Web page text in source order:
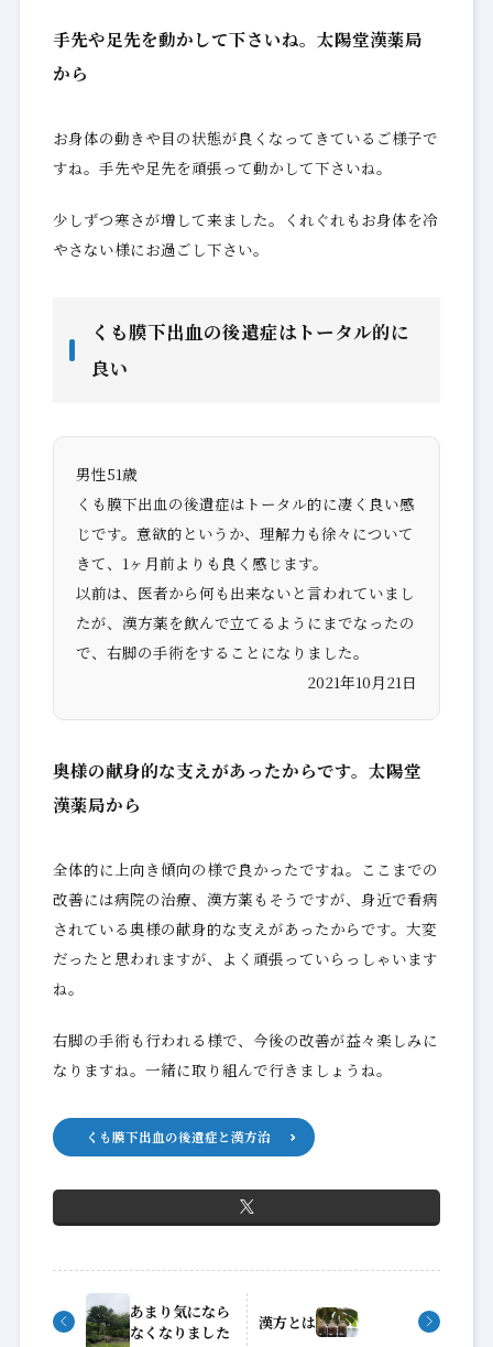
手先や足先を動かして下さいね。太陽堂漢薬局
から
お身体の動きや目の状態が良くなってきているご様子で
すね。手先や足先を頑張って動かして下さいね。
少しずつ寒さが増して来ました。くれぐれもお身体を冷
やさない様にお過ごし下さい。
くも膜下出血の後遺症はトータル的に
良い
男性51歳
くも膜下出血の後遺症はトータル的に凄く良い感
じです。意欲的というか、理解力も徐々について
きて、1ヶ月前よりも良く感じます。
以前は、医者から何も出来ないと言われていまし
たが、漢方薬を飲んで立てるようにまでなったの
で、右脚の手術をすることになりました。
2021年10月21日
奥様の献身的な支えがあったからです。太陽堂
漢薬局から
全体的に上向き傾向の様で良かったですね。ここまでの
改善には病院の治療、漢方薬もそうですが、身近で看病
されている奥様の献身的な支えがあったからです。大変
だったと思われますが、よく頑張っていらっしゃいます
ね。
右脚の手術も行われる様で、今後の改善が益々楽しみに
なりますね。一緒に取り組んで行きましょうね。
くも膜下出血の後遺症と漢方治
あまり気になら
なくなりました
漢方とは